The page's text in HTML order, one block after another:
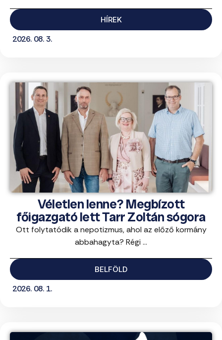
HÍREK
2026. 08. 3.
Véletlen lenne? Megbízott
főigazgató lett Tarr Zoltán sógora
Ott folytatódik a nepotizmus, ahol az előző kormány
abbahagyta? Régi ...
BELFÖLD
2026. 08. 1.